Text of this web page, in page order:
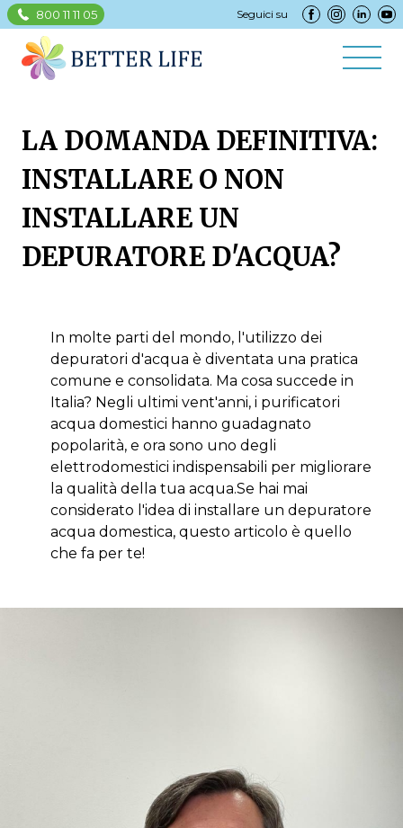
800 11 11 05 Seguici su
LA DOMANDA DEFINITIVA:
INSTALLARE O NON
INSTALLARE UN
DEPURATORE D'ACQUA?
In molte parti del mondo, l'utilizzo dei
depuratori d'acqua è diventata una pratica
comune e consolidata. Ma cosa succede in
Italia? Negli ultimi vent'anni, i purificatori
acqua domestici hanno guadagnato
popolarità, e ora sono uno degli
elettrodomestici indispensabili per migliorare
la qualità della tua acqua.Se hai mai
considerato l'idea di installare un depuratore
acqua domestica, questo articolo è quello
che fa per te!